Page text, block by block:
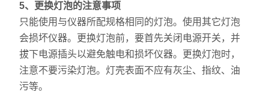
5、更换灯泡的注意事项
只能使用与仪器所配规格相同的灯泡。使用其它灯泡
会损坏仪器。更换灯泡前，要首先关闭电源开关，并
拔下电源插头以避免触电和损坏仪器。更换灯泡时，
注意不要污染灯泡。灯壳表面不应有灰尘、指纹、油
污等。